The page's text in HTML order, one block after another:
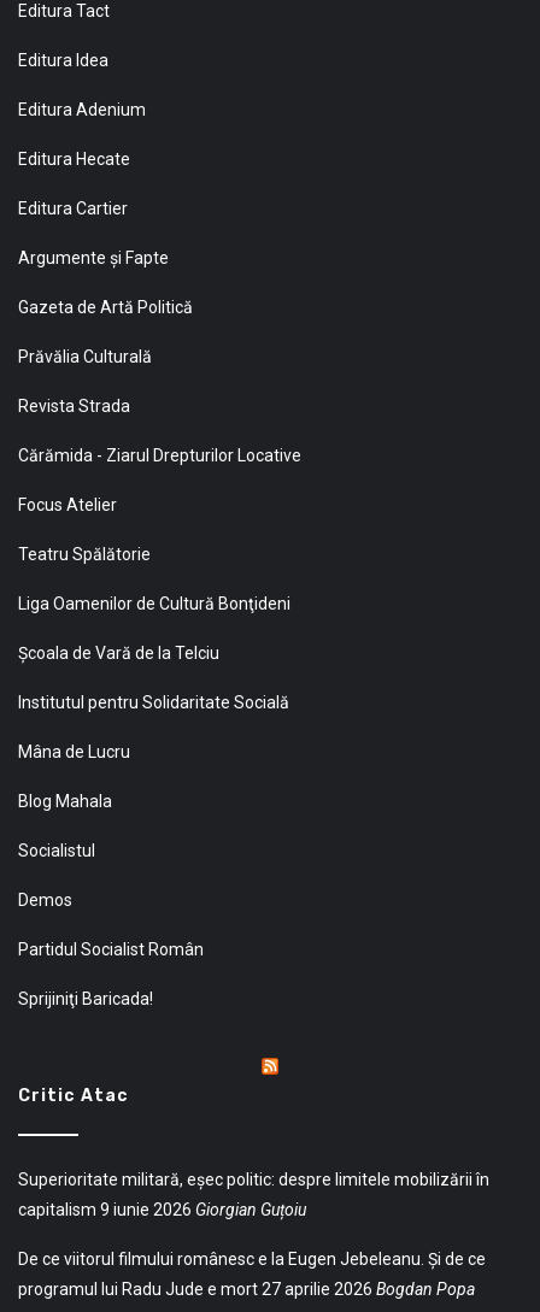
Editura Tact
Editura Idea
Editura Adenium
Editura Hecate
Editura Cartier
Argumente și Fapte
Gazeta de Artă Politică
Prăvălia Culturală
Revista Strada
Cărămida - Ziarul Drepturilor Locative
Focus Atelier
Teatru Spălătorie
Liga Oamenilor de Cultură Bonţideni
Şcoala de Vară de la Telciu
Institutul pentru Solidaritate Socială
Mâna de Lucru
Blog Mahala
Socialistul
Demos
Partidul Socialist Român
Sprijiniţi Baricada!
Critic Atac
Superioritate militară, eșec politic: despre limitele mobilizării în
capitalism 9 iunie 2026 Giorgian Guțoiu
De ce viitorul filmului românesc e la Eugen Jebeleanu. Și de ce
programul lui Radu Jude e mort27 aprilie 2026 Bogdan Popa